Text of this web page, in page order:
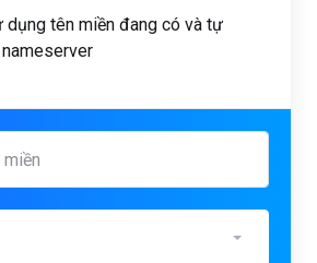
dụng tên miền đang có và tự